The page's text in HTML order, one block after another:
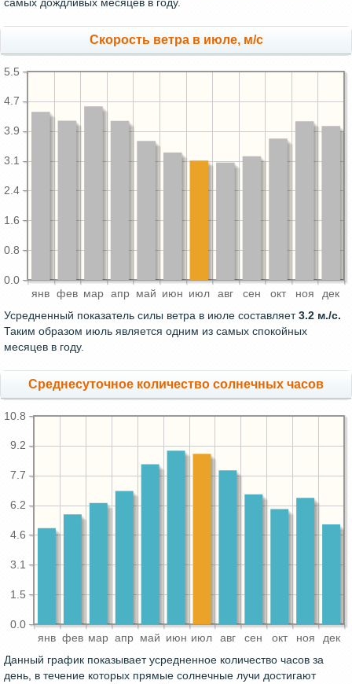
Скорость ветра в июле, м/с
янв фев мар апр май июн июл авг сен окт ноя дек
0.0
0.8
1.6
2.4
3.1
3.9
4.7
5.5
Усредненный показатель силы ветра в июле составляет3.2 м./с.
Таким образом июль является одним из самых спокойных
месяцев в году.
Среднесуточное количество солнечных часов
янв фев мар апр май июн июл авг сен окт ноя дек
0.0
1.5
3.1
4.6
6.2
7.7
9.2
10.8
Данный график показывает усредненное количество часов за
день, в течение которых прямые солнечные лучи достигают